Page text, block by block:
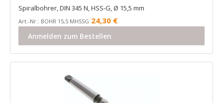
Spiralbohrer, DIN 345 N, HSS-G, Ø 15,5 mm
Art.-Nr.: BOHR 15,5 MHSSG 24,30 €
Anmelden zum Bestellen